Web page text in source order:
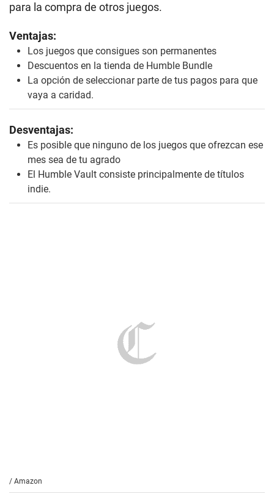
para la compra de otros juegos.
Ventajas:
Los juegos que consigues son permanentes
Descuentos en la tienda de Humble Bundle
La opción de seleccionar parte de tus pagos para que
vaya a caridad.
Desventajas:
Es posible que ninguno de los juegos que ofrezcan ese
mes sea de tu agrado
El Humble Vault consiste principalmente de títulos
indie.
aquí donde entra su servicio de suscripciónPrime